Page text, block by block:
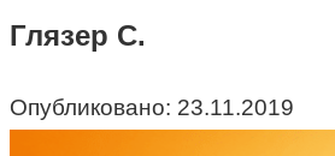
Глязер С.
Опубликовано: 23.11.2019